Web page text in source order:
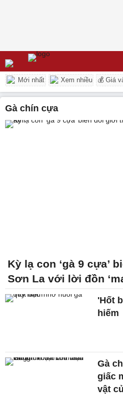
Mới nhất Xem nhiều 💰 Giá
gà chín cựa
Kỳ lạ con ‘gà 9 cựa’
Sơn La với lời đồn
'Hốt
hiếm
Gà
giấc
vật